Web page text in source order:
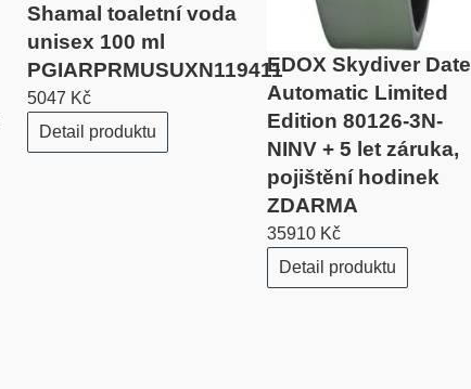
Shamal toaletní voda
unisex 100 ml
PGIARPRMUSUXN119411
5047 Kč
Detail produktu
EDOX Skydiver Date
Automatic Limited
Edition 80126-3N-
NINV + 5 let záruka,
pojištění hodinek
ZDARMA
35910 Kč
Detail produktu